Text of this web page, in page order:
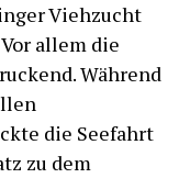
Viehzucht
allem die
Während
die Seefahrt
zu dem